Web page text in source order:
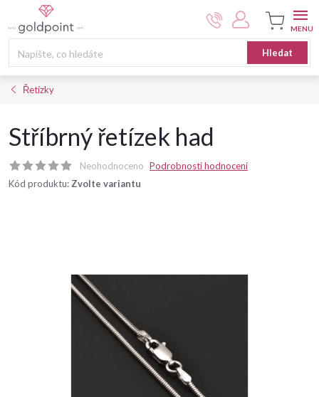
na
Hledat
Nákupní
košík
Řetízky
Stříbrný řetízek had
Neohodnoceno Podrobnosti hodnocení
Kód produktu: Zvolte variantu